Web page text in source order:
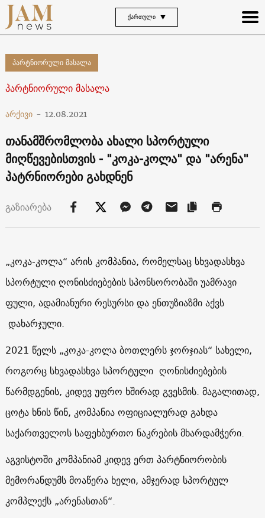
ᲥᲐᲠᲗᲣᲚᲘ
პარტნიორული მასალა
პარტნიორული მასალა
არქივი - 12.08.2021
თანამშრომლობა ახალი სპორტული
მიღწევებისთვის - "კოკა-კოლა" და "არენა"
პატრნიორები გახდნენ
გაზიარება
„კოკა-კოლა“ არის კომპანია, რომელსაც სხვადასხვა
სპორტული ღონისძიებების სპონსორობაში უამრავი
ფული, ადამიანური რესურსი და ენთუზიაზმი აქვს
დახარჯული.
2021 წელს „კოკა-კოლა ბოთლერს ჯორჯიას“ სახელი,
როგორც სხვადასხვა სპორტული ღონისძიებების
წარმდგენის, კიდევ უფრო ხშირად გვესმის. მაგალითად,
ცოტა ხნის წინ, კომპანია ოფიციალურად გახდა
საქართველოს საფეხბურთო ნაკრების მხარდამჭერი.
აგვისტოში კომპანიამ კიდევ ერთ პარტნიორობის
მემორანდუმს მოაწერა ხელი, ამჯერად სპორტულ
კომპლექს „არენასთან“.